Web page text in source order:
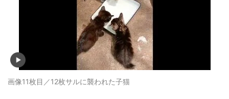
画像11枚目／12枚サルに襲われた子猫